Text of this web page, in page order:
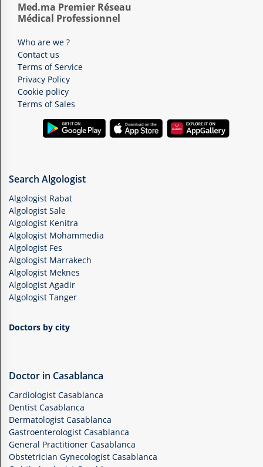
Med.ma Premier Réseau
Médical Professionnel
Who are we ?
Contact us
Terms of Service
Privacy Policy
Cookie policy
Terms of Sales
Search Algologist
Algologist Rabat
Algologist Sale
Algologist Kenitra
Algologist Mohammedia
Algologist Fes
Algologist Marrakech
Algologist Meknes
Algologist Agadir
Algologist Tanger
Doctors by city
Doctor in Casablanca
Cardiologist Casablanca
Dentist Casablanca
Dermatologist Casablanca
Gastroenterologist Casablanca
General Practitioner Casablanca
Obstetrician Gynecologist Casablanca